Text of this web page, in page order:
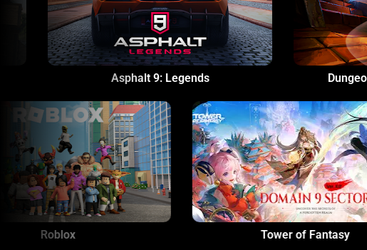
animation.
Pause
start
and
stop
animation.
Dungeon Hunter 5: Action RPG